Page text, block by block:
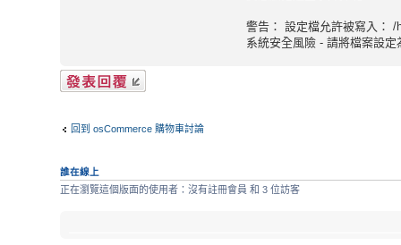
警告： 設定檔允許被寫入：
系統安全風險 - 請將檔案設定
發表回覆
回到 osCommerce 購物車討論
誰在線上
正在瀏覽這個版面的使用者：沒有註冊會員 和 3 位訪客